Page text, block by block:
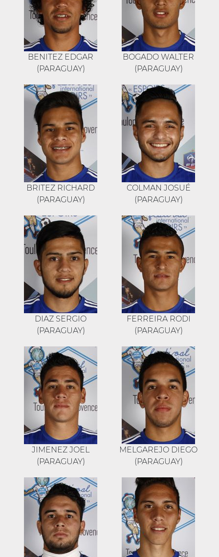
BENITEZ EDGAR
(PARAGUAY)
BOGADO WALTER
(PARAGUAY)
BRITEZ RICHARD
(PARAGUAY)
COLMAN JOSUÉ
(PARAGUAY)
DIAZ SERGIO
(PARAGUAY)
FERREIRA RODI
(PARAGUAY)
JIMENEZ JOEL
(PARAGUAY)
MELGAREJO DIEGO
(PARAGUAY)